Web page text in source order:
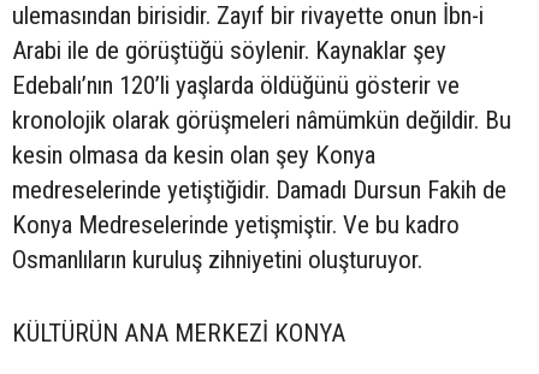
ulemasından birisidir. Zayıf bir rivayette onun İbn-i
Arabi ile de görüştüğü söylenir. Kaynaklar şey
Edebalı’nın 120’li yaşlarda öldüğünü gösterir ve
kronolojik olarak görüşmeleri nâmümkün değildir. Bu
kesin olmasa da kesin olan şey Konya
medreselerinde yetiştiğidir. Damadı Dursun Fakih de
Konya Medreselerinde yetişmiştir. Ve bu kadro
Osmanlıların kuruluş zihniyetini oluşturuyor.
KÜLTÜRÜN ANA MERKEZİ KONYA